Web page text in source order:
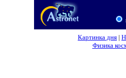
Картинка дня |
Физика